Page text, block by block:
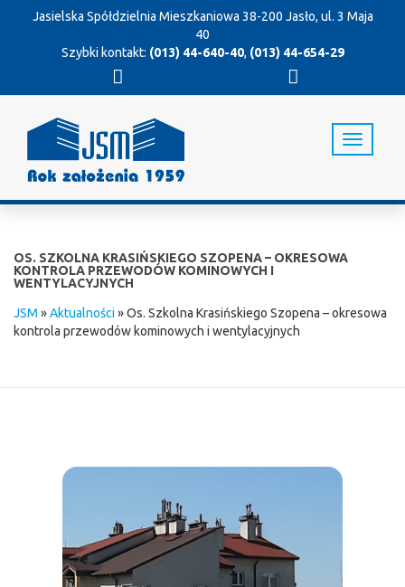
Jasielska Spółdzielnia Mieszkaniowa 38-200 Jasło, ul. 3 Maja
40
Szybki kontakt: (013) 44-640-40, (013) 44-654-29
T
o
g
OS. SZKOLNA KRASIŃSKIEGO SZOPENA – OKRESOWA
KONTROLA PRZEWODÓW KOMINOWYCH I
WENTYLACYJNYCH
JSM »Aktualności»Os. Szkolna Krasińskiego Szopena – okresowa
kontrola przewodów kominowych i wentylacyjnych